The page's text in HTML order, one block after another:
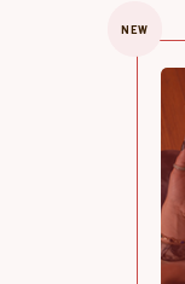
NEW